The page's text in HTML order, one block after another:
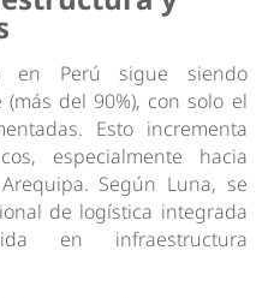
en Perú sigue siendo
del 90%), con solo el
Esto incrementa
especialmente hacia
Según Luna, se
de logística integrada
en infraestructura